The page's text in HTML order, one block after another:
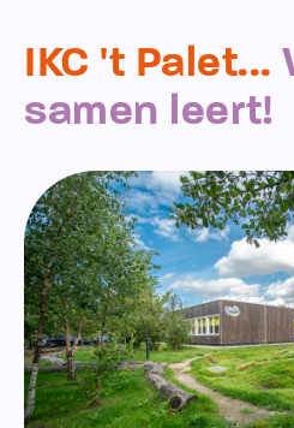
IKC 't Palet...
samen leert!